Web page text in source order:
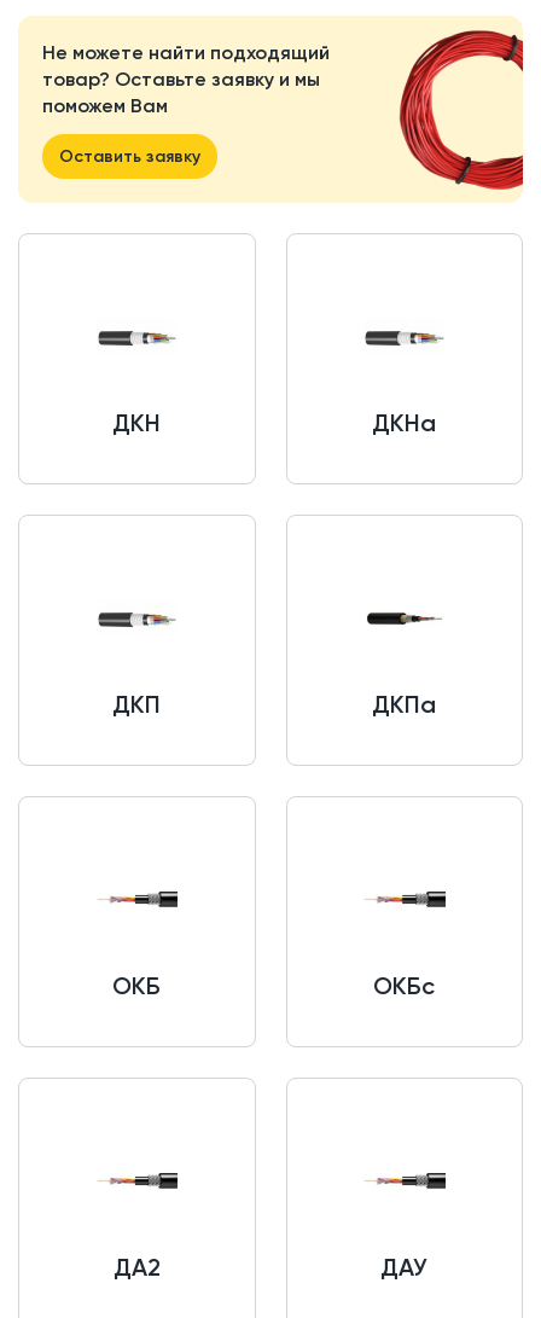
Не можете найти подходящий
товар? Оставьте заявку и мы
поможем Вам
Оставить заявку
ДКН ДКНа
ДКП ДКПа
ОКБ ОКБс
ДА2 ДАУ